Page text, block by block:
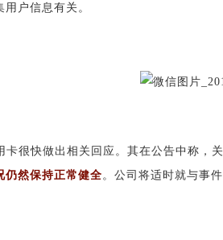
户信息有关。
卡很快做出相关回应。其在公告中称，
仍然保持正常健全。公司将适时就与事